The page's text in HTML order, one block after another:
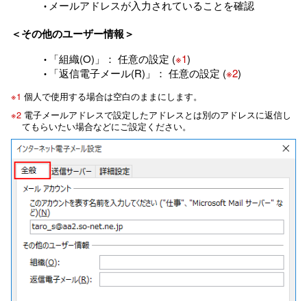
メールアドレスが入力されていることを確認
＜その他のユーザー情報＞
「組織(O)」： 任意の設定 (※1)
「返信電子メール(R)」： 任意の設定 (※2)
※1 個人で使用する場合は空白のままにします。
※2 電子メールアドレスで設定したアドレスとは別のアドレスに返信し
てもらいたい場合などにご設定ください。